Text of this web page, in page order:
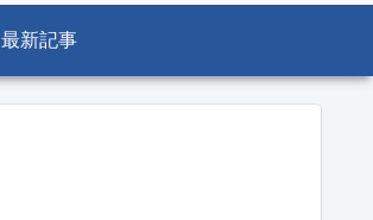
最新記事